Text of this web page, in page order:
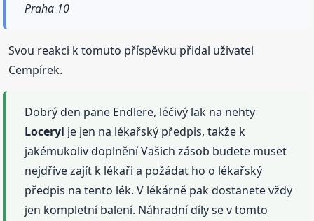
Praha 10
Svou reakci k tomuto příspěvku přidal uživatel
Cempírek.
Dobrý den pane Endlere, léčivý lak na nehty
Loceryl je jen na lékařský předpis, takže k
jakémukoliv doplnění Vašich zásob budete muset
nejdříve zajít k lékaři a požádat ho o lékařský
předpis na tento lék. V lékárně pak dostanete vždy
jen kompletní balení. Náhradní díly se v tomto